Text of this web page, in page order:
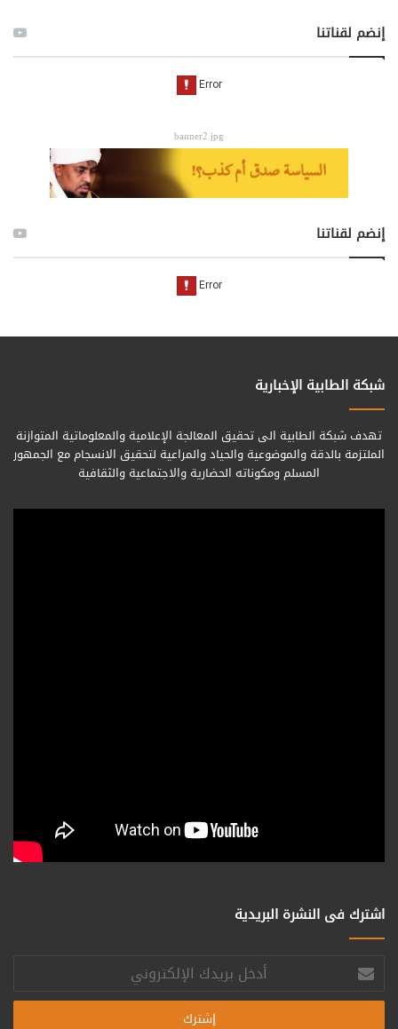
إنضم لقناتنا
banner2.jpg
إنضم لقناتنا
شبكة الطابية الإخبارية
تهدف شبكة الطابية الى تحقيق المعالجة الإعلامية والمعلوماتية المتوازنة
الملتزمة بالدقة والموضوعية والحياد والمراعية لتحقيق الانسجام مع الجمهور
المسلم ومكوناته الحضارية والاجتماعية والثقافية
اشترك فى النشرة البريدية
أدخل
بريدك
الإلكتروني